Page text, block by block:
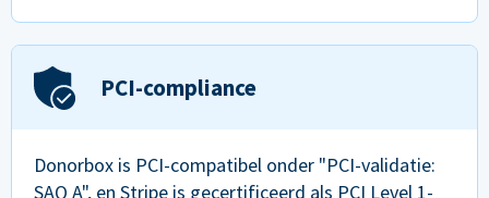
PCI-compliance
Donorbox is PCI-compatibel onder "PCI-validatie:
SAQ A", en Stripe is gecertificeerd als PCI Level 1-